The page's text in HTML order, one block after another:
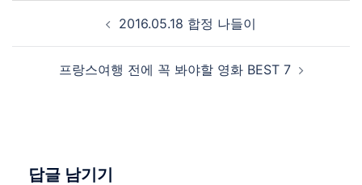
navigation 2016.05.18 합정 나들이
프랑스여행 전에 꼭 봐야할 영화 BEST 7
답글 남기기